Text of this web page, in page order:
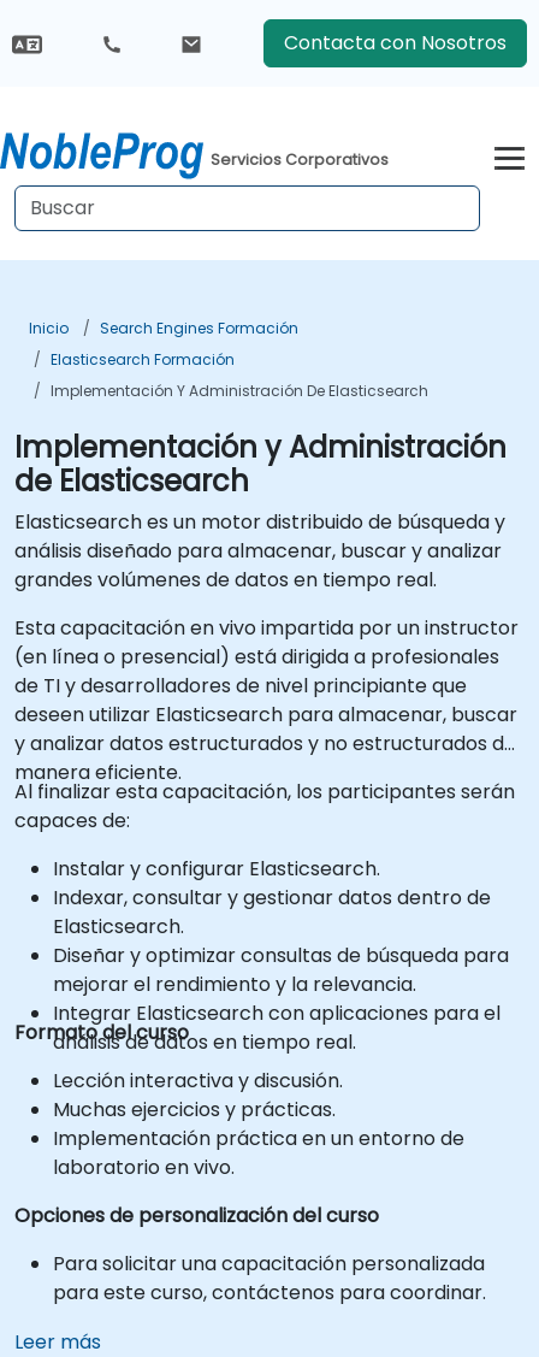
Contacta con Nosotros
Servicios Corporativos
Inicio
Search Engines Formación
Elasticsearch Formación
Implementación Y Administración De Elasticsearch
Implementación y Administración
de Elasticsearch
Elasticsearch es un motor distribuido de búsqueda y
análisis diseñado para almacenar, buscar y analizar
grandes volúmenes de datos en tiempo real.
Esta capacitación en vivo impartida por un instructor
(en línea o presencial) está dirigida a profesionales
de TI y desarrolladores de nivel principiante que
deseen utilizar Elasticsearch para almacenar, buscar
y analizar datos estructurados y no estructurados de
manera eficiente.
Al finalizar esta capacitación, los participantes serán
capaces de:
Instalar y configurar Elasticsearch.
Indexar, consultar y gestionar datos dentro de
Elasticsearch.
Diseñar y optimizar consultas de búsqueda para
mejorar el rendimiento y la relevancia.
Integrar Elasticsearch con aplicaciones para el
análisis de datos en tiempo real.
Formato del curso
Lección interactiva y discusión.
Muchas ejercicios y prácticas.
Implementación práctica en un entorno de
laboratorio en vivo.
Opciones de personalización del curso
Para solicitar una capacitación personalizada
para este curso, contáctenos para coordinar.
Leer más